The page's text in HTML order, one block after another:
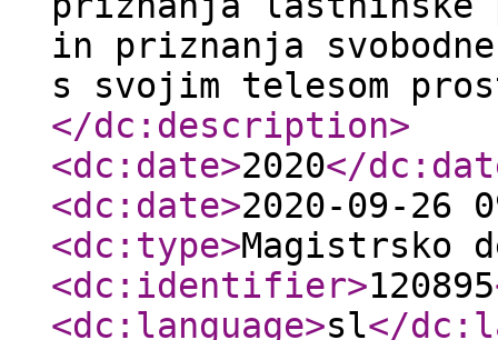
in priznanja
s svojim telesom
</dc:description>
<dc:date>2020</
<dc:date>2020-09-26
<dc:type>Magistrsko
<dc:identifier>120895
<dc:language>sl</